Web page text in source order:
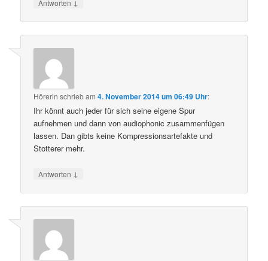
Antworten ↓
Hörerin schriebam4. November 2014 um 06:49 Uhr:
Ihr könnt auch jeder für sich seine eigene Spur
aufnehmen und dann von audiophonic zusammenfügen
lassen. Dan gibts keine Kompressionsartefakte und
Stotterer mehr.
Antworten ↓